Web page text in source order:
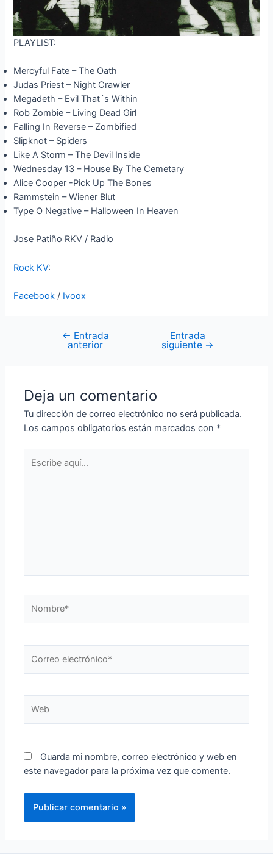
PLAYLIST:
Mercyful Fate – The Oath
Judas Priest – Night Crawler
Megadeth – Evil That´s Within
Rob Zombie – Living Dead Girl
Falling In Reverse – Zombified
Slipknot – Spiders
Like A Storm – The Devil Inside
Wednesday 13 – House By The Cemetary
Alice Cooper -Pick Up The Bones
Rammstein – Wiener Blut
Type O Negative – Halloween In Heaven
Jose Patiño RKV / Radio
Rock KV:
Facebook / Ivoox
Navegación
← Entrada
anterior
Entrada
siguiente →
Deja un comentario
Tu dirección de correo electrónico no será publicada.
Los campos obligatorios están marcados con *
aquí...
electrónico*
Guarda mi nombre, correo electrónico y web en
este navegador para la próxima vez que comente.